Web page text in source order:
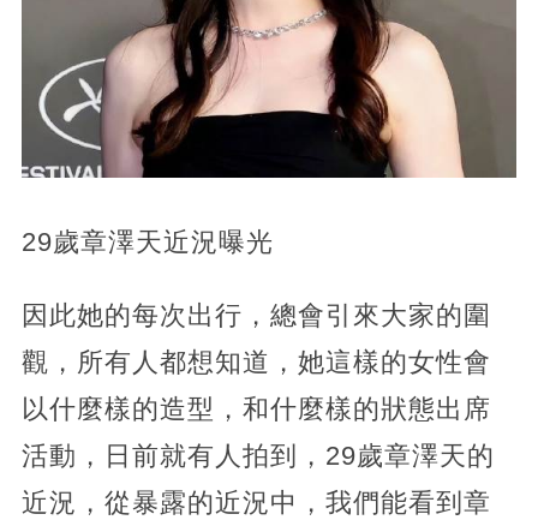
29歲章澤天近況曝光
因此她的每次出行，總會引來大家的圍
觀，所有人都想知道，她這樣的女性會
以什麼樣的造型，和什麼樣的狀態出席
活動，日前就有人拍到，29歲章澤天的
近況，從暴露的近況中，我們能看到章